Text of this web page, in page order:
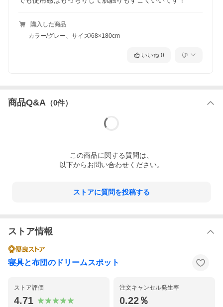
日傘 折りたたみ 完全遮光 晴雨兼
用 遮熱
購入した商品
カラー/グレー、サイズ/68×180cm
いいね 0
商品Q&A （0件）
この商品に関する質問は、
以下からお問い合わせください。
ストアに質問を投稿する
ストア情報
寝具と布団のドリームスポット
ストア評価
4.71
注文キャンセル発生率
0.22％